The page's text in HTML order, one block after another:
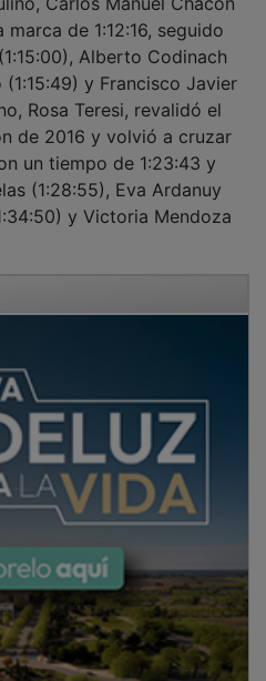
de 1:12:16, seguido
Alberto Codinach
y Francisco Javier
Rosa Teresi, revalidó el
de 2016 y volvió a cruzar
un tiempo de 1:23:43 y
(1:28:55), Eva Ardanuy
y Victoria Mendoza